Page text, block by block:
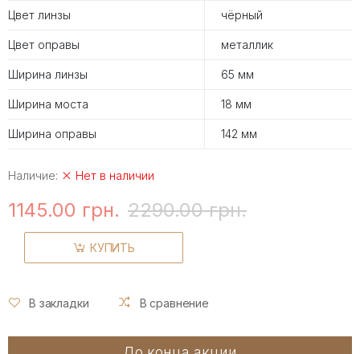
Цвет линзы чёрный
Цвет оправы металлик
Ширина линзы 65 мм
Ширина моста 18 мм
Ширина оправы 142 мм
Наличие: Нет в наличии
1145.00 грн. 2290.00 грн.
КУПИТЬ
В закладки В сравнение